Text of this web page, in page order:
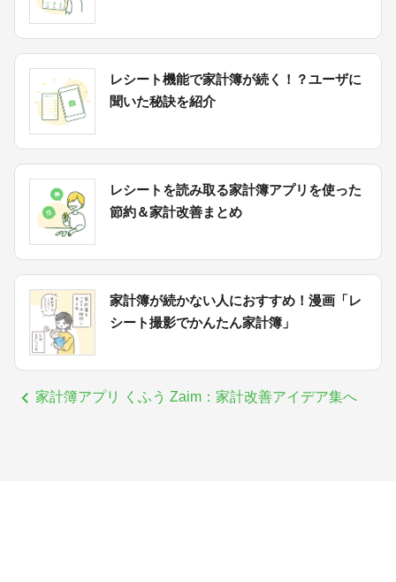
レシート機能で家計簿が続く！？ユーザに
聞いた秘訣を紹介
レシートを読み取る家計簿アプリを使った
節約＆家計改善まとめ
家計簿が続かない人におすすめ！漫画「レ
シート撮影でかんたん家計簿」
家計簿アプリ くふう Zaim：家計改善アイデア集へ